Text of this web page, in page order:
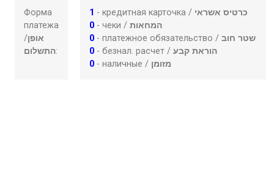
Форма
платежа
/אופן
התשלום:
1 - кредитная карточка / כרטיס אשראי
0 - чеки /המחאות
0 - платежное обязательство /שטר חוב
0 - безнал. расчет /הוראת קבע
0 - наличные / מזומן